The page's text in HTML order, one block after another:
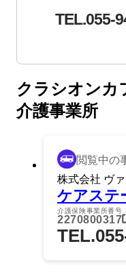
TEL.055-
クラシオンカ
介護事業所
閲覧中の
株式会社 ヴ
ケアステ
介護保険事業所番号
2270800317